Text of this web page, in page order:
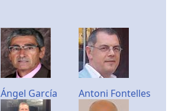
Ángel García Antoni Fontelles